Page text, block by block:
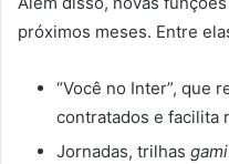
próximos meses. Entre
“Você no Inter”, que
contratados e facilita
Jornadas, trilhas